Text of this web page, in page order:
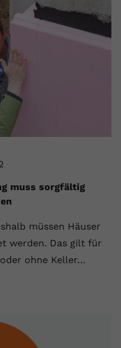
muss sorgfältig
müssen Häuser
werden. Das gilt für
ohne Keller…